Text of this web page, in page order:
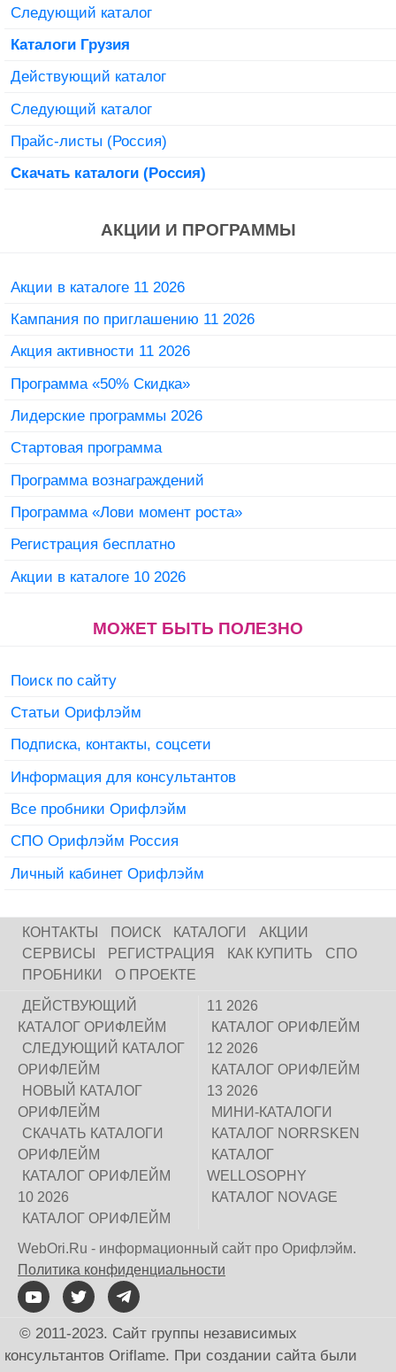
Следующий каталог
Каталоги Грузия
Действующий каталог
Следующий каталог
Прайс-листы (Россия)
Скачать каталоги (Россия)
АКЦИИ И ПРОГРАММЫ
Акции в каталоге 11 2026
Кампания по приглашению 11 2026
Акция активности 11 2026
Программа «50% Скидка»
Лидерские программы 2026
Стартовая программа
Программа вознаграждений
Программа «Лови момент роста»
Регистрация бесплатно
Акции в каталоге 10 2026
МОЖЕТ БЫТЬ ПОЛЕЗНО
Поиск по сайту
Статьи Орифлэйм
Подписка, контакты, соцсети
Информация для консультантов
Все пробники Орифлэйм
СПО Орифлэйм Россия
Личный кабинет Орифлэйм
КОНТАКТЫ ПОИСК КАТАЛОГИ
АКЦИИ
СЕРВИСЫ
РЕГИСТРАЦИЯ КАК КУПИТЬ
СПО
ПРОБНИКИ
О ПРОЕКТЕ
ДЕЙСТВУЮЩИЙ
КАТАЛОГ ОРИФЛЕЙМ
СЛЕДУЮЩИЙ КАТАЛОГ
ОРИФЛЕЙМ
НОВЫЙ КАТАЛОГ
ОРИФЛЕЙМ
СКАЧАТЬ КАТАЛОГИ
ОРИФЛЕЙМ
КАТАЛОГ ОРИФЛЕЙМ
10 2026
КАТАЛОГ ОРИФЛЕЙМ
11 2026
КАТАЛОГ ОРИФЛЕЙМ
12 2026
КАТАЛОГ ОРИФЛЕЙМ
13 2026
МИНИ-КАТАЛОГИ
КАТАЛОГ NORRSKEN
КАТАЛОГ
WELLOSOPHY
КАТАЛОГ NOVAGE
WebOri.Ru - информационный сайт про Орифлэйм.
Политика конфиденциальности
© 2011-2023. Сайт группы независимых
консультантов Oriflame. При создании сайта были